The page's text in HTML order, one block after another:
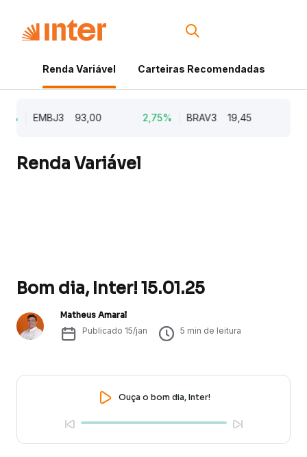
Renda Variável Carteiras Recomendadas
EMBJ3 93,00 2,75% BRAV3 19,45
Renda Variável
Bom dia, Inter! 15.01.25
Matheus Amaral
Publicado 15/jan 5 min de leitura
Ouça o bom dia, Inter!